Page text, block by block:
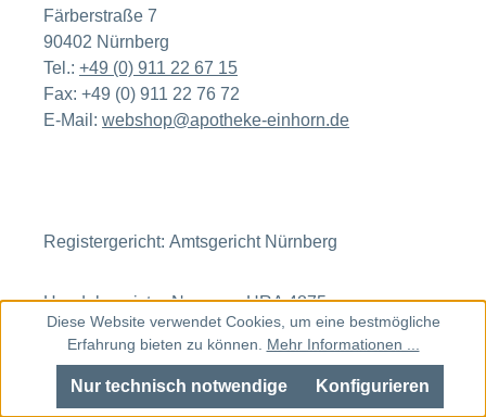
Färberstraße 7
90402 Nürnberg
Tel.: +49 (0) 911 22 67 15
Fax: +49 (0) 911 22 76 72
E-Mail: webshop@apotheke-einhorn.de
Registergericht: Amtsgericht Nürnberg
Handelsregister-Nummer: HRA 4875
Die Einhorn Apotheke Nürnberg beteiligt sich nicht
an Verbraucherschlichtungsverfahren nach dem
Diese Website verwendet Cookies, um eine bestmögliche
Erfahrung bieten zu können. Mehr Informationen ...
Nur technisch notwendige Konfigurieren